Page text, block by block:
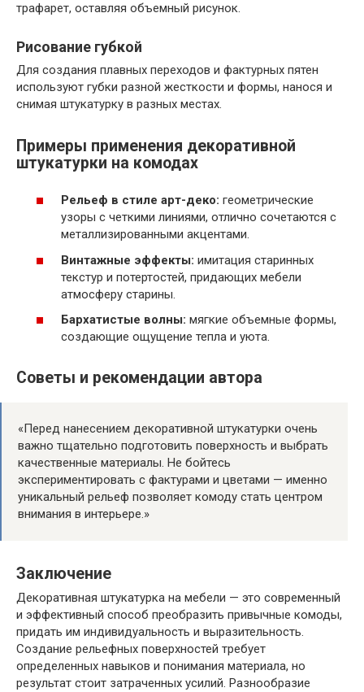
трафарет, оставляя объемный рисунок.
Рисование губкой
Для создания плавных переходов и фактурных пятен
используют губки разной жесткости и формы, нанося и
снимая штукатурку в разных местах.
Примеры применения декоративной
штукатурки на комодах
Рельеф в стиле арт-деко: геометрические
узоры с четкими линиями, отлично сочетаются с
металлизированными акцентами.
Винтажные эффекты: имитация старинных
текстур и потертостей, придающих мебели
атмосферу старины.
Бархатистые волны: мягкие объемные формы,
создающие ощущение тепла и уюта.
Советы и рекомендации автора
«Перед нанесением декоративной штукатурки очень
важно тщательно подготовить поверхность и выбрать
качественные материалы. Не бойтесь
экспериментировать с фактурами и цветами — именно
уникальный рельеф позволяет комоду стать центром
внимания в интерьере.»
Заключение
Декоративная штукатурка на мебели — это современный
и эффективный способ преобразить привычные комоды,
придать им индивидуальность и выразительность.
Создание рельефных поверхностей требует
определенных навыков и понимания материала, но
результат стоит затраченных усилий. Разнообразие